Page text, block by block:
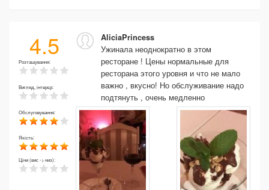
4.5
Розташування:
Вигляд, інтерєр:
Обслуговування:
Якість:
Ціни (вис -> низ):
AliciaPrincess
Ужинала неоднократно в этом
ресторане ! Цены нормальные для
ресторана этого уровня и что не мало
важно , вкусно! Но обслуживание надо
подтянуть , очень медленно